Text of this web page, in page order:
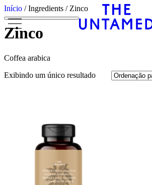
Skip to content
Início / Ingredients / Zinco
Zinco
Coffea arabica
Exibindo um único resultado